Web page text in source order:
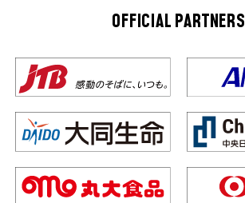
OFFICIAL PARTNERS